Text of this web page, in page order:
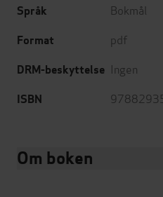
Språk Bokmål
Format pdf
DRM-beskyttelse Ingen
ISBN
Om boken